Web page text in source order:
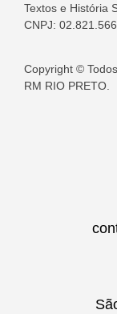
Textos e História
CNPJ:
Copyright ©
RM RIO PRETO.